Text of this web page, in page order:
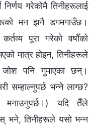
गरेकोमै तिनीहरूलाई
मन झनै डगमगाउँछ।
पूरा गरेको वर्षौँको
मात्र होइन, तिनीहरूले
पनि गुमाएका छन्।
सम्हाल्नुपर्छ भन्ने लाग्छ?
मनाउनुपर्छ।) यदि तैँले
भने, तिनीहरूले यसो भन्न